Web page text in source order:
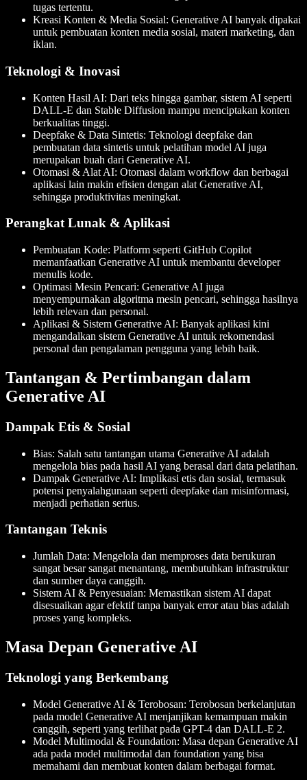
tugas tertentu.
Kreasi Konten & Media Sosial: Generative AI banyak dipakai
untuk pembuatan konten media sosial, materi marketing, dan
iklan.
Teknologi & Inovasi
Konten Hasil AI: Dari teks hingga gambar, sistem AI seperti
DALL-E dan Stable Diffusion mampu menciptakan konten
berkualitas tinggi.
Deepfake & Data Sintetis: Teknologi deepfake dan
pembuatan data sintetis untuk pelatihan model AI juga
merupakan buah dari Generative AI.
Otomasi & Alat AI: Otomasi dalam workflow dan berbagai
aplikasi lain makin efisien dengan alat Generative AI,
sehingga produktivitas meningkat.
Perangkat Lunak & Aplikasi
Pembuatan Kode: Platform seperti GitHub Copilot
memanfaatkan Generative AI untuk membantu developer
menulis kode.
Optimasi Mesin Pencari: Generative AI juga
menyempurnakan algoritma mesin pencari, sehingga hasilnya
lebih relevan dan personal.
Aplikasi & Sistem Generative AI: Banyak aplikasi kini
mengandalkan sistem Generative AI untuk rekomendasi
personal dan pengalaman pengguna yang lebih baik.
Tantangan & Pertimbangan dalam
Generative AI
Dampak Etis & Sosial
Bias: Salah satu tantangan utama Generative AI adalah
mengelola bias pada hasil AI yang berasal dari data pelatihan.
Dampak Generative AI: Implikasi etis dan sosial, termasuk
potensi penyalahgunaan seperti deepfake dan misinformasi,
menjadi perhatian serius.
Tantangan Teknis
Jumlah Data: Mengelola dan memproses data berukuran
sangat besar sangat menantang, membutuhkan infrastruktur
dan sumber daya canggih.
Sistem AI & Penyesuaian: Memastikan sistem AI dapat
disesuaikan agar efektif tanpa banyak error atau bias adalah
proses yang kompleks.
Masa Depan Generative AI
Teknologi yang Berkembang
Model Generative AI & Terobosan: Terobosan berkelanjutan
pada model Generative AI menjanjikan kemampuan makin
canggih, seperti yang terlihat pada GPT-4 dan DALL-E 2.
Model Multimodal & Foundation: Masa depan Generative AI
ada pada model multimodal dan foundation yang bisa
memahami dan membuat konten dalam berbagai format.